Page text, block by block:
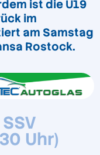
ist die U19
im
am Samstag
Rostock.
Uhr)